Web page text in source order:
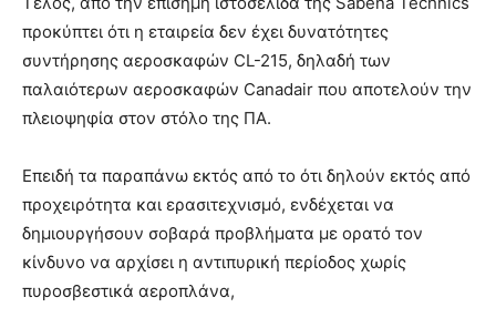
προκύπτει ότι η εταιρεία δεν έχει δυνατότητες
συντήρησης αεροσκαφών CL-215, δηλαδή των
παλαιότερων αεροσκαφών Canadair που αποτελούν την
πλειοψηφία στον στόλο της ΠΑ.
Επειδή τα παραπάνω εκτός από το ότι δηλούν εκτός από
προχειρότητα και ερασιτεχνισμό, ενδέχεται να
δημιουργήσουν σοβαρά προβλήματα με ορατό τον
κίνδυνο να αρχίσει η αντιπυρική περίοδος χωρίς
πυροσβεστικά αεροπλάνα,